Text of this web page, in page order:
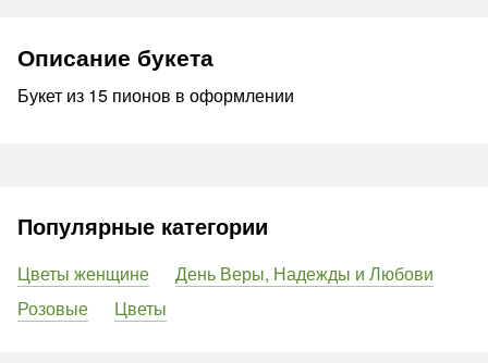
Описание букета
Букет из 15 пионов в оформлении
Популярные категории
Цветы женщине
День Веры, Надежды и Любови
Розовые
Цветы